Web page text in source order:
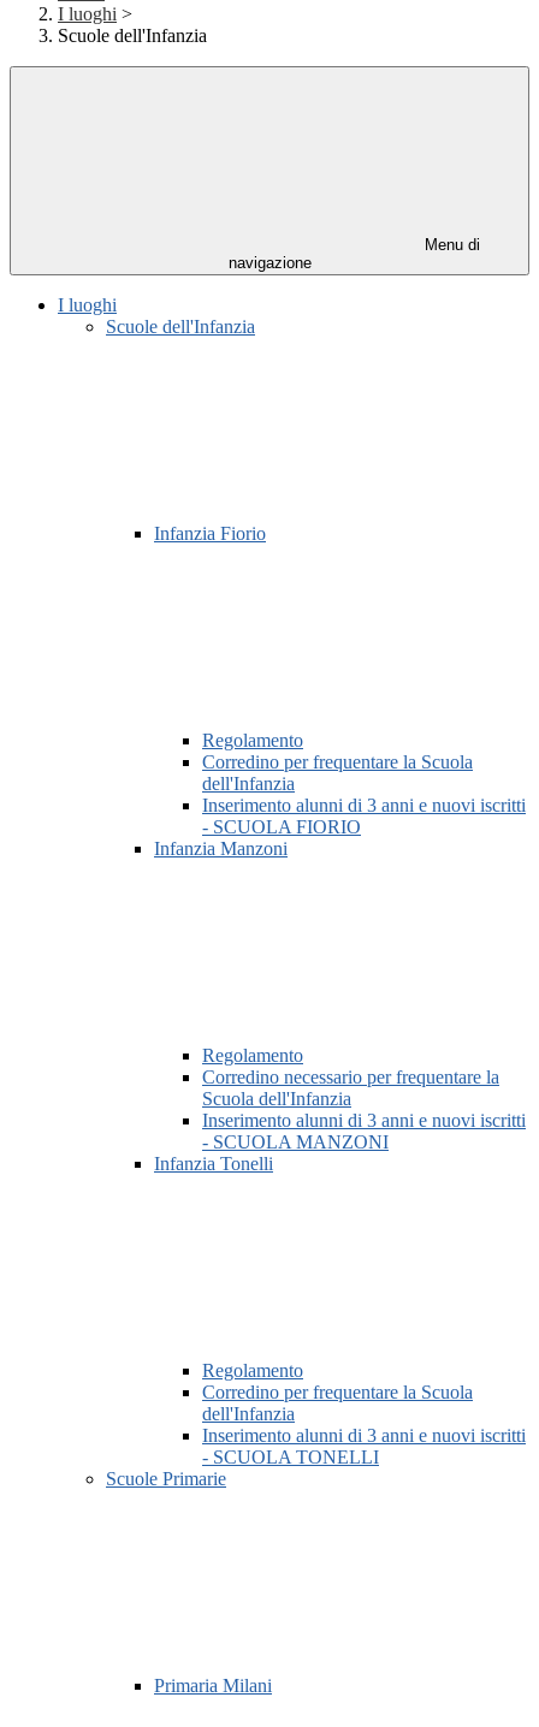
I luoghi >
Scuole dell'Infanzia
Menu di
navigazione
I luoghi
Scuole dell'Infanzia
Infanzia Fiorio
Regolamento
Corredino per frequentare la Scuola
dell'Infanzia
Inserimento alunni di 3 anni e nuovi iscritti
- SCUOLA FIORIO
Infanzia Manzoni
Regolamento
Corredino necessario per frequentare la
Scuola dell'Infanzia
Inserimento alunni di 3 anni e nuovi iscritti
- SCUOLA MANZONI
Infanzia Tonelli
Regolamento
Corredino per frequentare la Scuola
dell'Infanzia
Inserimento alunni di 3 anni e nuovi iscritti
- SCUOLA TONELLI
Scuole Primarie
Primaria Milani